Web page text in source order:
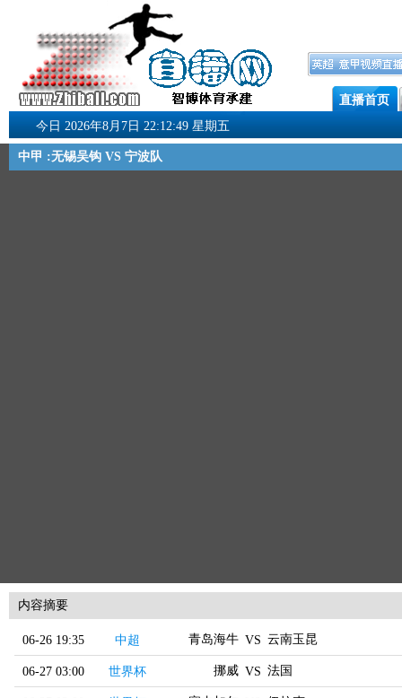
直播首页
今日 2026年8月7日 22:12:50 星期五
中甲 :无锡吴钩 VS 宁波队
内容摘要
06-26 19:35 中超 青岛海牛 VS 云南玉昆
06-27 03:00 世界杯 挪威 VS 法国